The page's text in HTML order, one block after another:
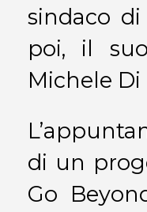
sindaco
poi, il
Michele Di
di un
Go